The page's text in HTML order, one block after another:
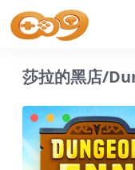
莎拉的黑店/